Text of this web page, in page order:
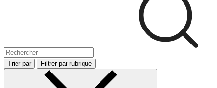
Trier par Filtrer par rubrique